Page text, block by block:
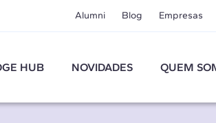
Alumni Blog Empresas
HUB NOVIDADES QUEM